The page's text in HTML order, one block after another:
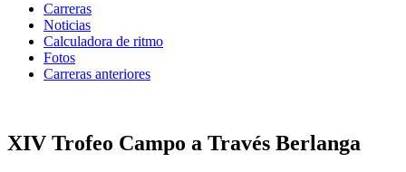
Carreras
Noticias
Calculadora de ritmo
Fotos
Carreras anteriores
XIV Trofeo Campo a Través Berlanga